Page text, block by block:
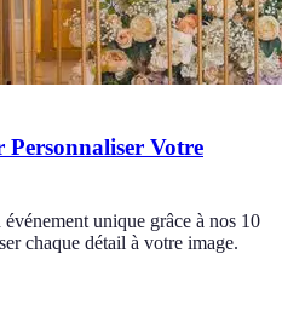
Personnaliser Votre
unique grâce à nos 10
chaque détail à votre image.